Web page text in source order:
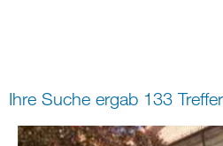
digital und in Präsenz
Ihre Suche ergab 133 Treffer